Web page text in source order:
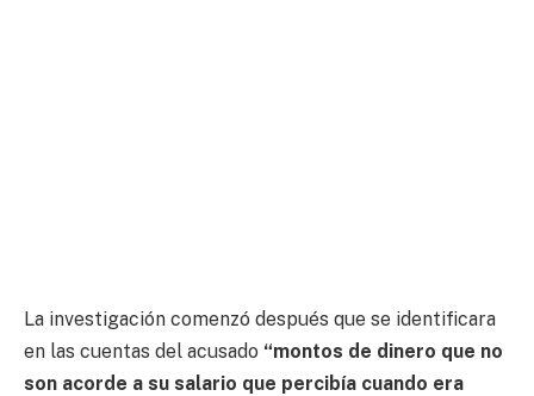
La investigación comenzó después que se identificara
en las cuentas del acusado “montos de dinero que no
son acorde a su salario que percibía cuando era